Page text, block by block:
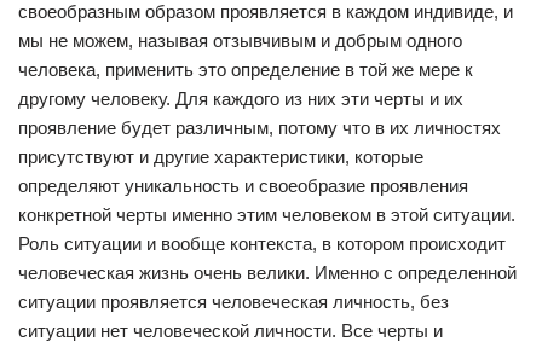
своеобразным образом проявляется в каждом индивиде, и
мы не можем, называя отзывчивым и добрым одного
человека, применить это определение в той же мере к
другому человеку. Для каждого из них эти черты и их
проявление будет различным, потому что в их личностях
присутствуют и другие характеристики, которые
определяют уникальность и своеобразие проявления
конкретной черты именно этим человеком в этой ситуации.
Роль ситуации и вообще контекста, в котором происходит
человеческая жизнь очень велики. Именно с определенной
ситуации проявляется человеческая личность, без
ситуации нет человеческой личности. Все черты и